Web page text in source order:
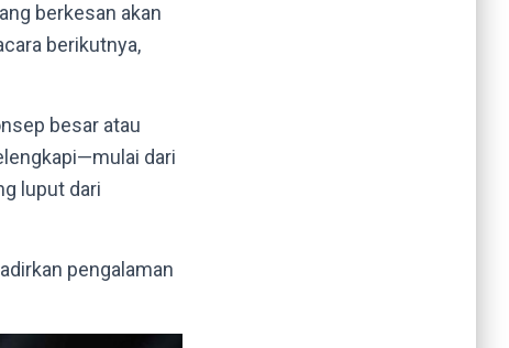
berkesan akan
berikutnya,
besar atau
dari
luput dari
pengalaman